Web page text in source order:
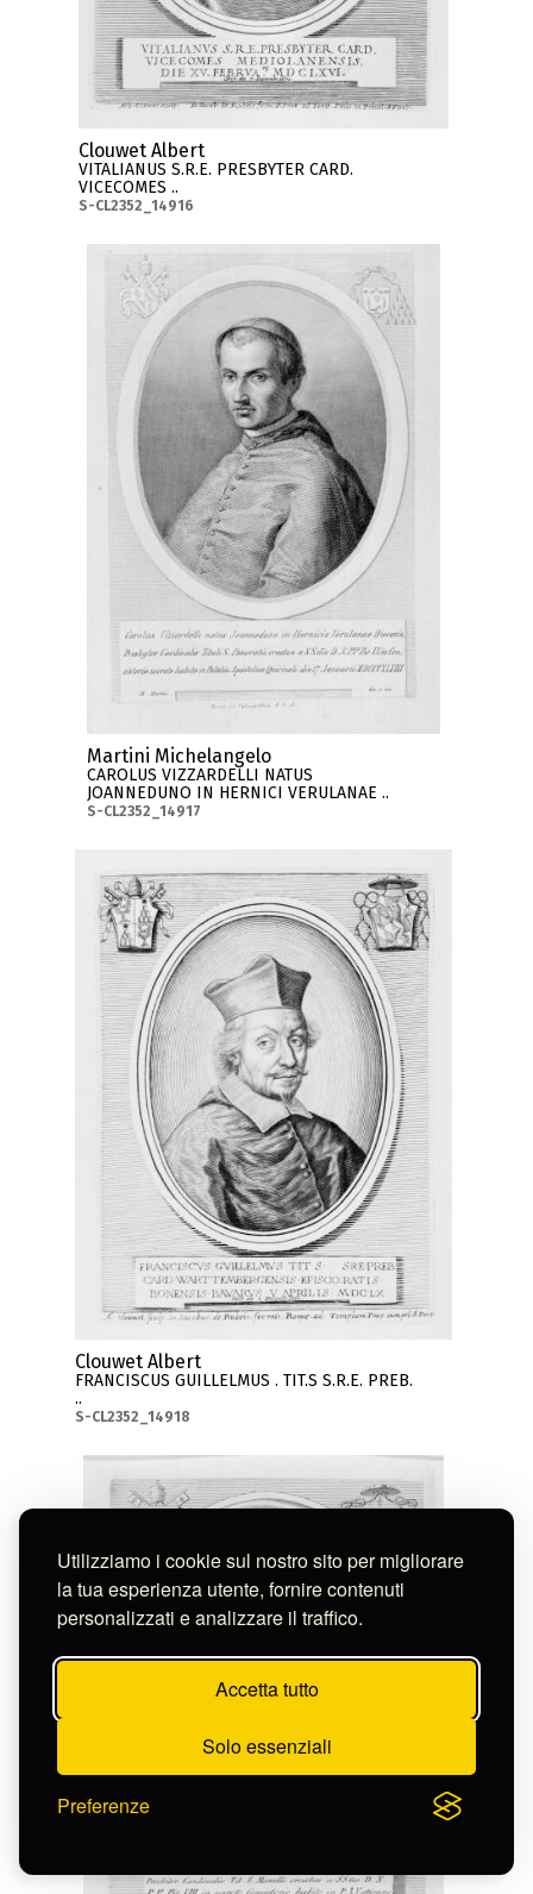
Utilizziamo i cookie sul nostro sito per migliorare
la tua esperienza utente, fornire contenuti
personalizzati e analizzare il traffico.
Accetta tutto
Solo essenziali
Preferenze
Clouwet Albert
VITALIANUS S.R.E. PRESBYTER CARD.
VICECOMES ..
S-CL2352_14916
Martini Michelangelo
CAROLUS VIZZARDELLI NATUS
JOANNEDUNO IN HERNICI VERULANAE ..
S-CL2352_14917
Clouwet Albert
FRANCISCUS GUILLELMUS . TIT.S S.R.E. PREB.
..
S-CL2352_14918